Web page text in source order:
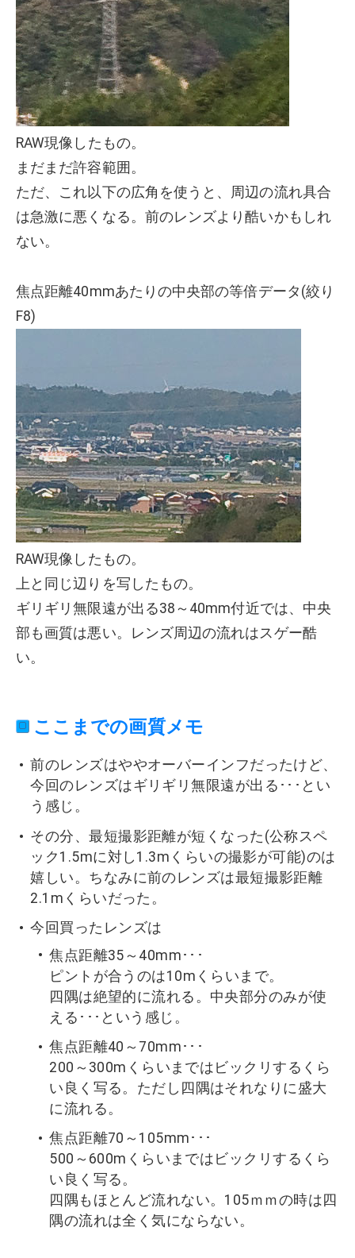
RAW現像したもの。
まだまだ許容範囲。
ただ、これ以下の広角を使うと、周辺の流れ具合
は急激に悪くなる。前のレンズより酷いかもしれ
ない。
焦点距離40mmあたりの中央部の等倍データ(絞り
F8)
RAW現像したもの。
上と同じ辺りを写したもの。
ギリギリ無限遠が出る38～40mm付近では、中央
部も画質は悪い。レンズ周辺の流れはスゲー酷
い。
ここまでの画質メモ
前のレンズはややオーバーインフだったけど、
今回のレンズはギリギリ無限遠が出る･･･とい
う感じ。
その分、最短撮影距離が短くなった(公称スペ
ック1.5mに対し1.3mくらいの撮影が可能)のは
嬉しい。ちなみに前のレンズは最短撮影距離
2.1mくらいだった。
今回買ったレンズは
焦点距離35～40mm･･･
ピントが合うのは10mくらいまで。
四隅は絶望的に流れる。中央部分のみが使
える･･･という感じ。
焦点距離40～70mm･･･
200～300mくらいまではビックリするくら
い良く写る。ただし四隅はそれなりに盛大
に流れる。
焦点距離70～105mm･･･
500～600mくらいまではビックリするくら
い良く写る。
四隅もほとんど流れない。105ｍｍの時は四
隅の流れは全く気にならない。